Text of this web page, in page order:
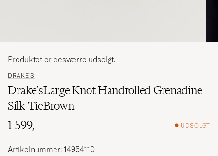
DRAKE'S
Drake'sLarge Knot Handrolled Grenadine
Silk TieBrown
1 599,-
UDSOLGT
Produktet er desværre udsolgt.
Artikelnummer: 14954110